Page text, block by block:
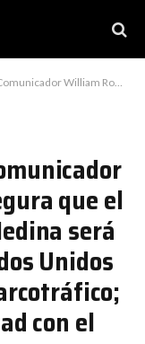
sus nexos con el narcotráfico; lo unen lazos de amistad con el también extraditado exmandatario de Honduras Juan Orlando Hernández
que el
será
Unidos
con el